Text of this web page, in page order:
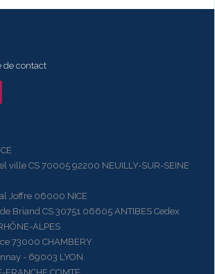
de contact
CS 70005 92200 NEUILLY-SUR-SEINE
Joffre 06000 NICE
CS 30751 06605 ANTIBES Cedex
ALPES
73000 CHAMBERY
- 69003 LYON